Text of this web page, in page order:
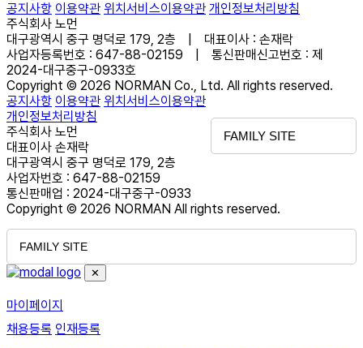
공지사항 이용약관 위치서비스이용약관 개인정보처리방침
주식회사 노먼
대구광역시 중구 명덕로 179, 2층 | 대표이사 : 손재락
사업자등록번호 : 647-88-02159 | 통신판매신고번호 : 제
2024-대구중구-0933호
Copyright © 2026 NORMAN Co., Ltd. All rights reserved.
FAMILY SITE
공지사항 이용약관 위치서비스이용약관
개인정보처리방침
주식회사 노먼
대표이사 손재락
대구광역시 중구 명덕로 179, 2층
사업자번호 : 647-88-02159
통신판매업 : 2024-대구중구-0933
Copyright © 2026 NORMAN All rights reserved.
FAMILY SITE
✕
마이페이지
채용등록 인재등록